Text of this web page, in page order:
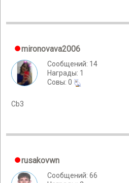
mironovava2006
Сообщений: 14
Награды: 1
Cовы: 0
Сb3
rusakovwn
Сообщений: 66